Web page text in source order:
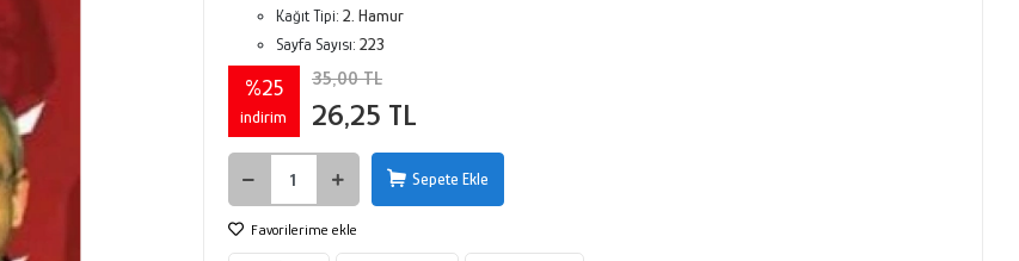
Kağıt Tipi: 2. Hamur
Sayfa Sayısı: 223
%25
indirim
35,00 TL
26,25 TL
Sepete Ekle
Favorilerime ekle